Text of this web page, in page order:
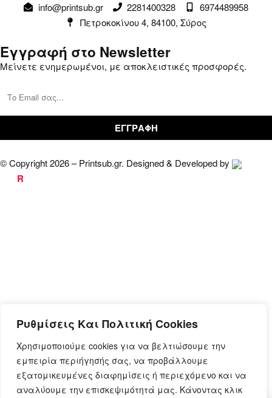
Ρυθμίσεις Και Πολιτική Cookies
Χρησιμοποιούμε cookies για να βελτιώσουμε την
εμπειρία περιήγησής σας, να προβάλλουμε
εξατομικευμένες διαφημίσεις ή περιεχόμενο και να
αναλύουμε την επισκεψιμότητά μας. Κάνοντας κλικ
Συναλλαγές
Παραγγελίεςinfo@printsub.gr 2281400328
6974489958
Πετροκοκίνου 4, 84100, Σύρος
Εγγραφή στο Newsletter
Μείνετε ενημερωμένοι, με αποκλειστικές προσφορές.
© Copyright 2026 – Printsub.gr. Designed & Developed by
R